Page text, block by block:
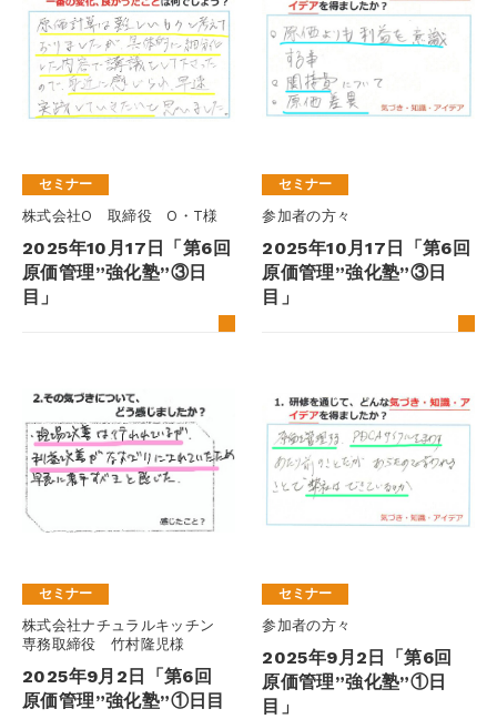
セミナー
株式会社O 取締役 O・T様
2025年10月17日「第6回
原価管理”強化塾”③日
目」
セミナー
参加者の方々
2025年10月17日「第6回
原価管理”強化塾”③日
目」
セミナー
株式会社ナチュラルキッチン
専務取締役 竹村隆児様
2025年9月2日「第6回
原価管理”強化塾”①日目
セミナー
参加者の方々
2025年9月2日「第6回
原価管理”強化塾”①日
目」